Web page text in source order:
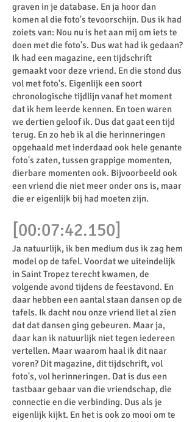
graven in je database. En ja hoor dan
komen al die foto's tevoorschijn. Dus ik had
zoiets van: Nou nu is het aan mij om iets te
doen met die foto's. Dus wat had ik gedaan?
Ik had een magazine, een tijdschrift
gemaakt voor deze vriend. En die stond dus
vol met foto's. Eigenlijk een soort
chronologische tijdlijn vanaf het moment
dat ik hem leerde kennen. En toen waren
we dertien geloof ik. Dus dat gaat een tijd
terug. En zo heb ik al die herinneringen
opgehaald met inderdaad ook hele genante
foto's zaten, tussen grappige momenten,
dierbare momenten ook. Bijvoorbeeld ook
een vriend die niet meer onder ons is, maar
die er eigenlijk bij had moeten zijn.
[00:07:42.150]
Ja natuurlijk, ik ben medium dus ik zag hem
model op de tafel. Voordat we uiteindelijk
in Saint Tropez terecht kwamen, de
volgende avond tijdens de feestavond. En
daar hebben een aantal staan dansen op de
tafels. Ik dacht nou onze vriend liet al zien
dat dat dansen ging gebeuren. Maar ja,
daar kan ik natuurlijk niet tegen iedereen
vertellen. Maar waarom haal ik dit naar
voren? Dit magazine, dit tijdschrift, vol
foto's, vol herinneringen. Dat is dus een
tastbaar gebaar van die vriendschap, die
connectie en die verbinding. Dus als je
eigenlijk kijkt. En het is ook zo mooi om te